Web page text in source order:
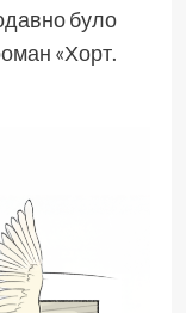
було
«Хорт.